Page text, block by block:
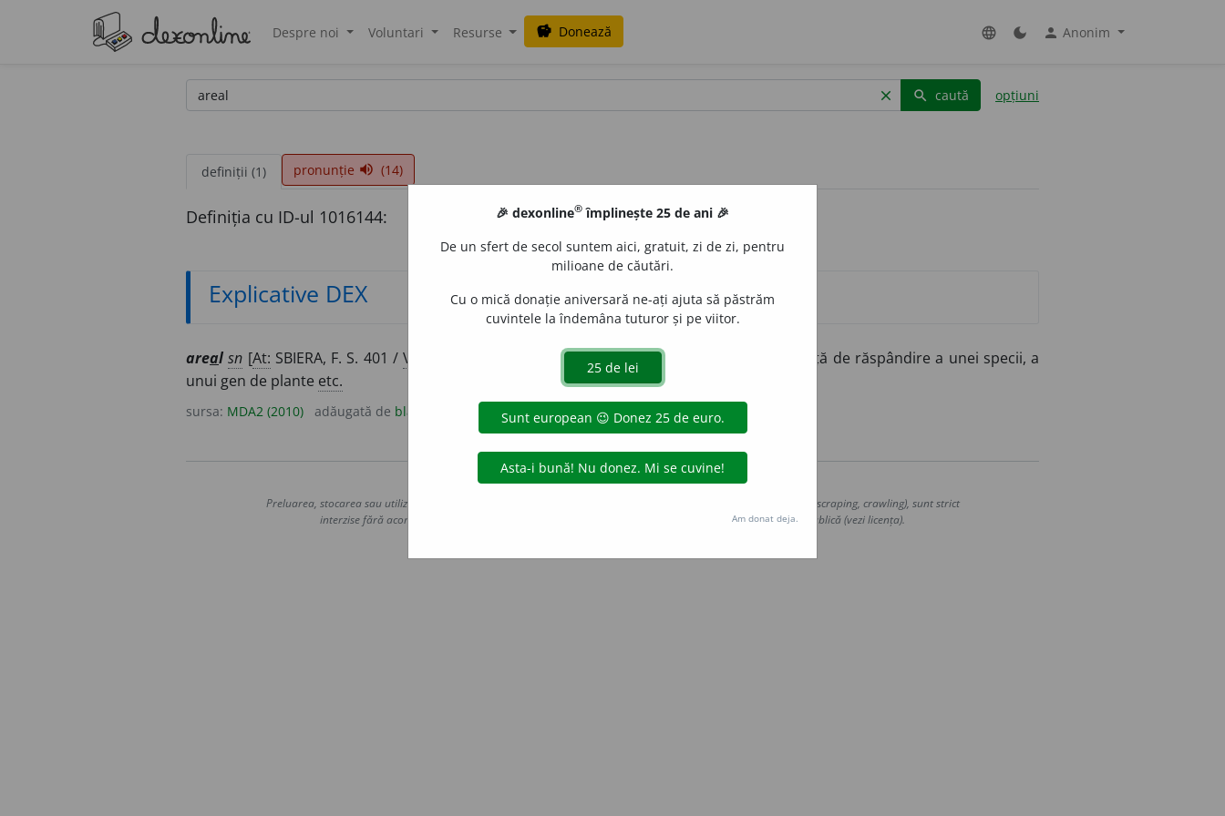
Despre noi Voluntari Resurse savings Donează language dark_mode person Anonim
clear search caută opțiuni
definiții (1) pronunție volume_up (14)
Definiția cu ID-ul 1016144:
Explicative DEX
areal sn [At: SBIERA, F. S. 401 /V: /E: ger Areal]1
Suprafață de răspândire a unei specii, a
unui gen de plante etc.
sursa: MDA2 (2010) adăugată de blaurb.
Copyright © 2004-2026 dexonline (https://dexonline.ro)
Preluarea, stocarea sau utilizarea datelor de pe acest site, inclusiv prin orice metode de extragere automată (web scraping, crawling), sunt strict
interzise fără acordul nostru prealabil scris, cu excepția seturilor de date oferite oficial spre utilizare publică (vezi licența).
🎉 dexonline® împlinește 25 de ani 🎉
De un sfert de secol suntem aici, gratuit, zi de zi, pentru
milioane de căutări.
Cu o mică donație aniversară ne-ați ajuta să păstrăm
cuvintele la îndemâna tuturor și pe viitor.
Am donat deja.